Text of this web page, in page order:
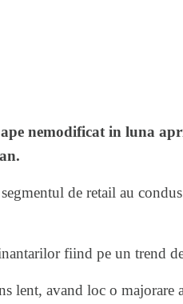
nemodificat in luna
de retail au
fiind pe un trend
lent, avand loc o majorare